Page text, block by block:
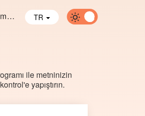
Giriş yapmak TR
ile metninizin
yapıştırın.